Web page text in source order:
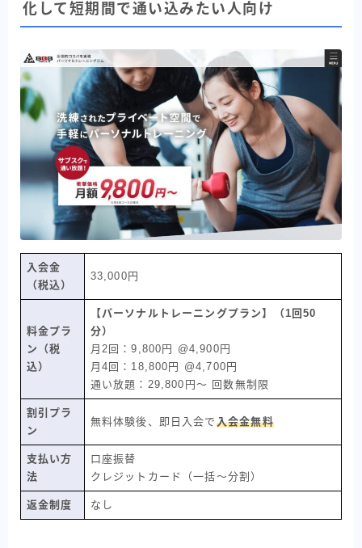
化して短期間で通い込みたい人向け
入会金
（税込）
33,000円
料金プラ
ン（税
込）
【パーソナルトレーニングプラン】（1回50
分）
月2回：9,800円 @4,900円
月4回：18,800円 @4,700円
通い放題：29,800円〜 回数無制限
割引プラ
ン
無料体験後、即日入会で 入会金無料
支払い方
法
口座振替
クレジットカード（一括〜分割）
返金制度 なし